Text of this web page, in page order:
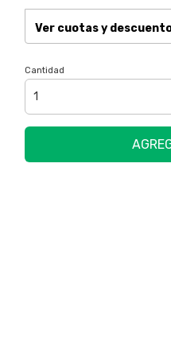
Ver cuotas y
Cantidad